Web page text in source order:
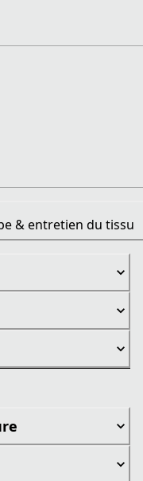
& entretien du tissu